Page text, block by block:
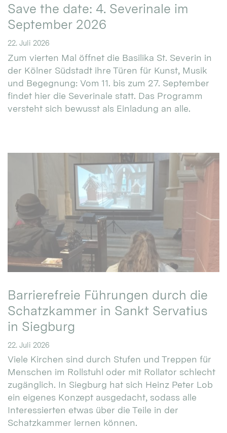
Save the date: 4. Severinale im
September 2026
22. Juli 2026
Zum vierten Mal öffnet die Basilika St. Severin in
der Kölner Südstadt ihre Türen für Kunst, Musik
und Begegnung: Vom 11. bis zum 27. September
findet hier die Severinale statt. Das Programm
versteht sich bewusst als Einladung an alle.
Barrierefreie Führungen durch die
Schatzkammer in Sankt Servatius
in Siegburg
22. Juli 2026
Viele Kirchen sind durch Stufen und Treppen für
Menschen im Rollstuhl oder mit Rollator schlecht
zugänglich. In Siegburg hat sich Heinz Peter Lob
ein eigenes Konzept ausgedacht, sodass alle
Interessierten etwas über die Teile in der
Schatzkammer lernen können.